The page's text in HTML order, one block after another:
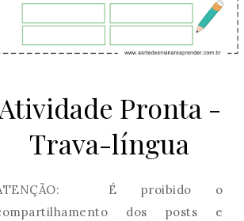
Pronta -
Trava-língua
É proibido o
dos posts e